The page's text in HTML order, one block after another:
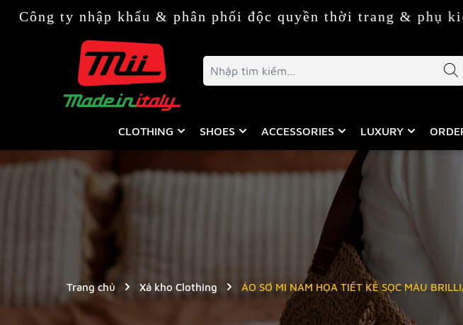
khẩu & phân phối độc quyền thời trang & phụ kiện Italy (Ý) &
CLOTHING SHOES ACCESSORIES LUXURY
Trang chủ Xả kho Clothing
ÁO SƠ MI NAM HỌA TIẾT KẺ SỌC MÀU